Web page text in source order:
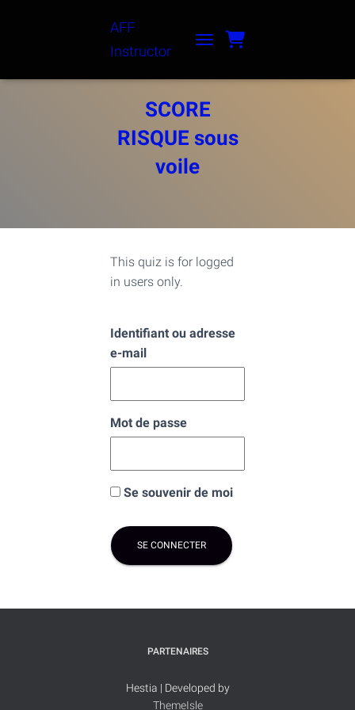
AFF
Instructor
TOGGLE NAVIGATION
SCORE
RISQUE sous
voile
This quiz is for logged
in users only.
Identifiant ou adresse
e-mail
Mot de passe
Se souvenir de moi
PARTENAIRES
Hestia | Developed by
ThemeIsle